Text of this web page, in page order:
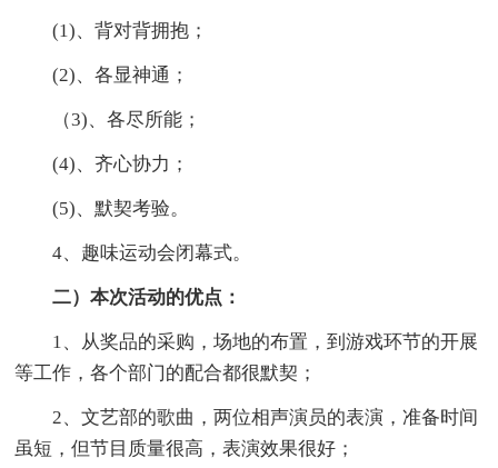
(1)、背对背拥抱；
(2)、各显神通；
（3)、各尽所能；
(4)、齐心协力；
(5)、默契考验。
4、趣味运动会闭幕式。
二）本次活动的优点：
1、从奖品的采购，场地的布置，到游戏环节的开展
等工作，各个部门的配合都很默契；
2、文艺部的歌曲，两位相声演员的表演，准备时间
虽短，但节目质量很高，表演效果很好；